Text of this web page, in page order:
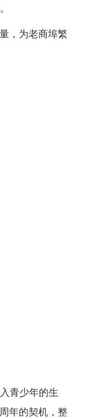
，为老商埠繁
青少年的生
年的契机，整